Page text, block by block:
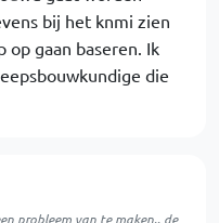
bij het knmi zien
op gaan baseren. Ik
die
probleem van te maken.. de